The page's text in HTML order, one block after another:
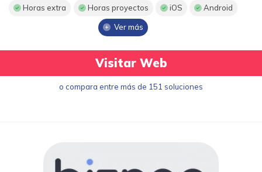
Horas extra Horas proyectos iOS Android
Ver más
Visitar Web
o compara entre más de 151 soluciones